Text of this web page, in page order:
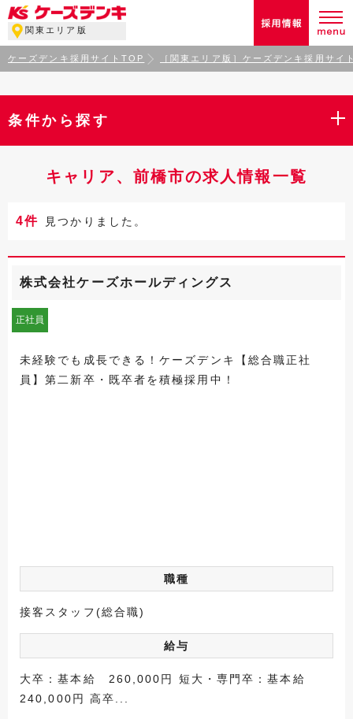
関東エリア版
ケーズデンキ採用サイトTOP ［関東エリア版］ケーズデンキ採用サイ
条件から探す
キャリア、前橋市の求人情報一覧
4件 見つかりました。
株式会社ケーズホールディングス
正社員
未経験でも成長できる！ケーズデンキ【総合職正社
員】第二新卒・既卒者を積極採用中！
職種
接客スタッフ(総合職)
給与
大卒：基本給 260,000円 短大・専門卒：基本給
240,000円 高卒...